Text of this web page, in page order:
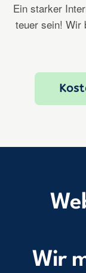
Ein starker
teuer sein! Wir
Wir